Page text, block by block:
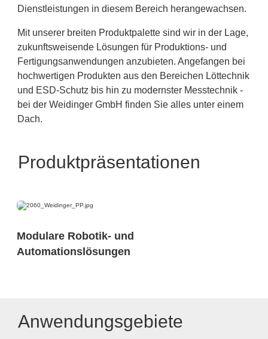
Dienstleistungen in diesem Bereich herangewachsen.
Mit unserer breiten Produktpalette sind wir in der Lage,
zukunftsweisende Lösungen für Produktions- und
Fertigungsanwendungen anzubieten. Angefangen bei
hochwertigen Produkten aus den Bereichen Löttechnik
und ESD-Schutz bis hin zu modernster Messtechnik -
bei der Weidinger GmbH finden Sie alles unter einem
Dach.
Produktpräsentationen
Modulare Robotik- und
Automationslösungen
Anwendungsgebiete